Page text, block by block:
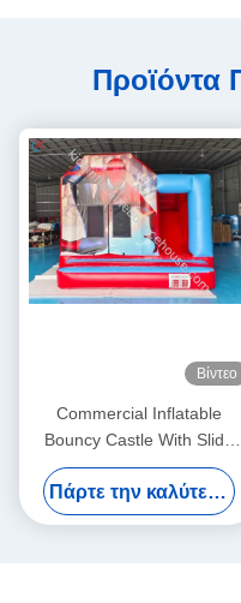
Προϊόντα
Βίντεο
Commercial Inflatable
Bouncy Castle With Slide
Spiderman Bouncy Castle
For Sale
Πάρτε την καλύτερη τιμή